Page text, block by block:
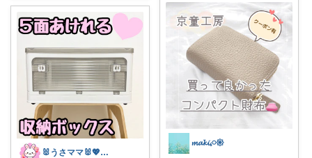
🐰うさママ🐰💖キッズ・ママの日常✨
𝓶𝓪𝓴𝓲𓈒𓏸𑁍